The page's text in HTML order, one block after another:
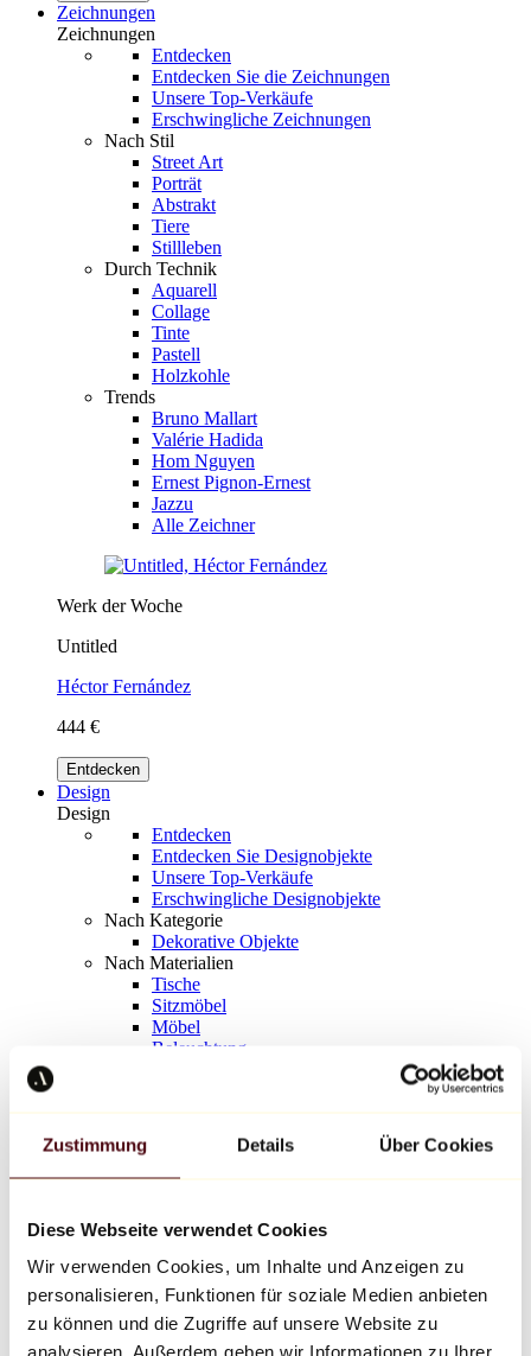
Zustimmung Details Über Cookies
Diese Webseite verwendet Cookies
Wir verwenden Cookies, um Inhalte und Anzeigen zu
personalisieren, Funktionen für soziale Medien anbieten
zu können und die Zugriffe auf unsere Website zu
analysieren. Außerdem geben wir Informationen zu Ihrer
Zeichnungen
Zeichnungen
Entdecken
Entdecken Sie die Zeichnungen
Unsere Top-Verkäufe
Erschwingliche Zeichnungen
Nach Stil
Street Art
Porträt
Abstrakt
Tiere
Stillleben
Durch Technik
Aquarell
Collage
Tinte
Pastell
Holzkohle
Trends
Bruno Mallart
Valérie Hadida
Hom Nguyen
Ernest Pignon-Ernest
Jazzu
Alle Zeichner
Werk der Woche
Untitled
Héctor Fernández
444 €
Entdecken
Design
Design
Entdecken
Entdecken Sie Designobjekte
Unsere Top-Verkäufe
Erschwingliche Designobjekte
Nach Kategorie
Dekorative Objekte
Nach Materialien
Tische
Sitzmöbel
Möbel
Beleuchtung
Richard Orlinski
Keith Haring
Jeff Koons
Jean-Michel Basquiat
Alle Designer
Werk der Woche